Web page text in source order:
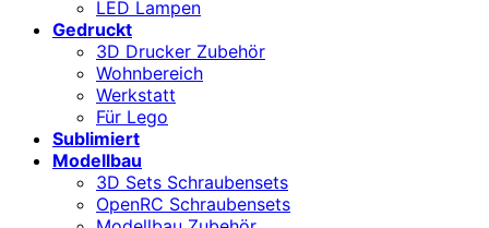
LED Lampen
Gedruckt
3D Drucker Zubehör
Wohnbereich
Werkstatt
Für Lego
Sublimiert
Modellbau
3D Sets Schraubensets
OpenRC Schraubensets